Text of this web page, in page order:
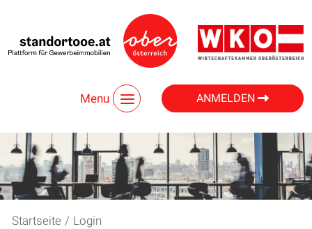
Menu ANMELDEN
Startseite / Login